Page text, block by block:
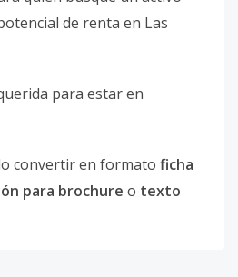
de renta en Las
para estar en
convertir en formato ficha
para brochure o texto